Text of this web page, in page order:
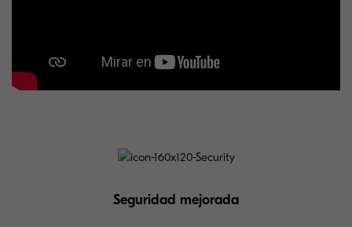
Seguridad mejorada